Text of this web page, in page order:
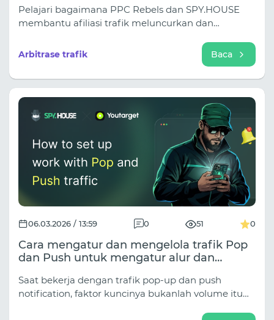
Pelajari bagaimana PPC Rebels dan SPY.HOUSE
membantu afiliasi trafik meluncurkan dan
sukses, melewati moderasi, dan menganalisis
pesaing. Alat yang efektif untuk pemasaran afiliasi
yang menguntungkan.
Arbitrase trafik Baca
06.03.2026 / 13:59 0 51 0
Cara mengatur dan mengelola trafik Pop
dan Push untuk mengatur alur dan
Saat bekerja dengan trafik pop-up dan push
notification, faktor kuncinya bukanlah volume itu